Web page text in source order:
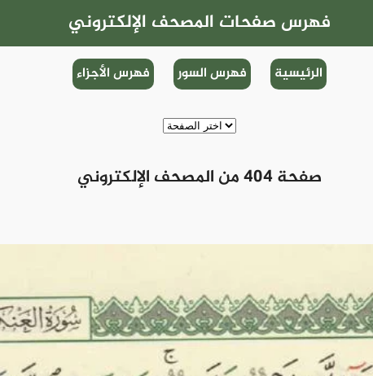
فهرس صفحات المصحف الإلكتروني
فهرس الأجزاء فهرس السور الرئيسية
صفحة 404 من المصحف الإلكتروني